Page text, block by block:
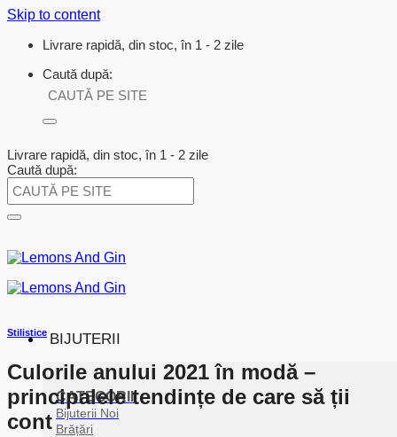
Skip to content
Livrare rapidă, din stoc, în 1 - 2 zile
Caută după:
Livrare rapidă, din stoc, în 1 - 2 zile
Caută după:
BIJUTERII
CATEGORII
Bijuterii Noi
Brățări
Stilistice
Culorile anului 2021 în modă –
principalele tendințe de care să ții
cont